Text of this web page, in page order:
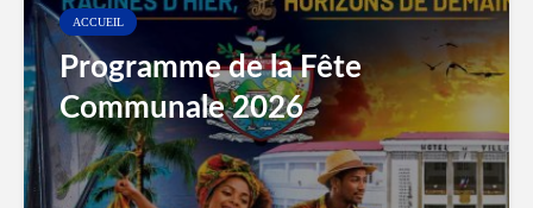
ACCUEIL
Programme de la Fête
Communale 2026